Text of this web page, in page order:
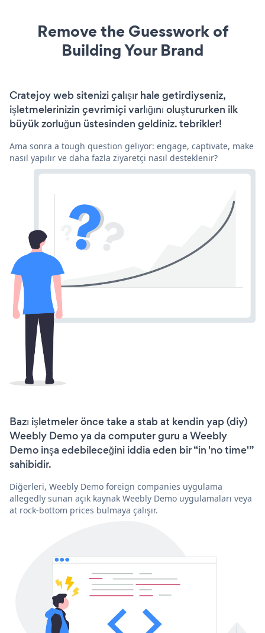
Remove the Guesswork of
Building Your Brand
Cratejoy web sitenizi çalışır hale getirdiyseniz,
işletmelerinizin çevrimiçi varlığını oluştururken ilk
büyük zorluğun üstesinden geldiniz. tebrikler!
Ama sonra a tough question geliyor: engage, captivate, make
nasıl yapılır ve daha fazla ziyaretçi nasıl desteklenir?
Bazı işletmeler önce take a stab at kendin yap (diy)
Weebly Demo ya da computer guru a Weebly
Demo inşa edebileceğini iddia eden bir “in 'no time'”
sahibidir.
Diğerleri, Weebly Demo foreign companies uygulama
allegedly sunan açık kaynak Weebly Demo uygulamaları veya
at rock-bottom prices bulmaya çalışır.